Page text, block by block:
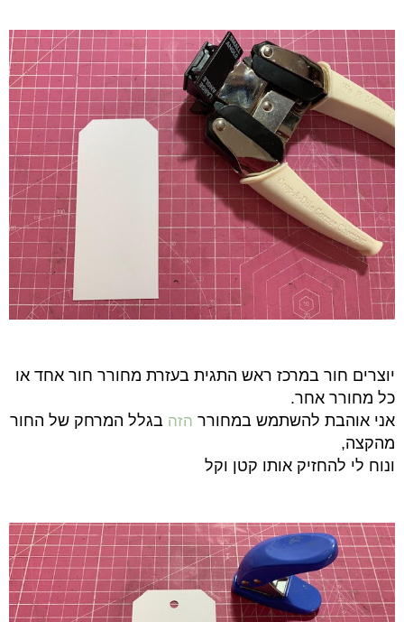
יוצרים חור במרכז ראש התגית בעזרת מחורר חור אחד או
כל מחורר אחר.
אני אוהבת להשתמש במחורר הזה בגלל המרחק של החור
מהקצה,
ונוח לי להחזיק אותו קטן וקל